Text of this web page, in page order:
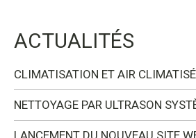
ACTUALITÉS
CLIMATISATION ET AIR
NETTOYAGE PAR ULTRASON
LANCEMENT DU NOUVEAU SITE